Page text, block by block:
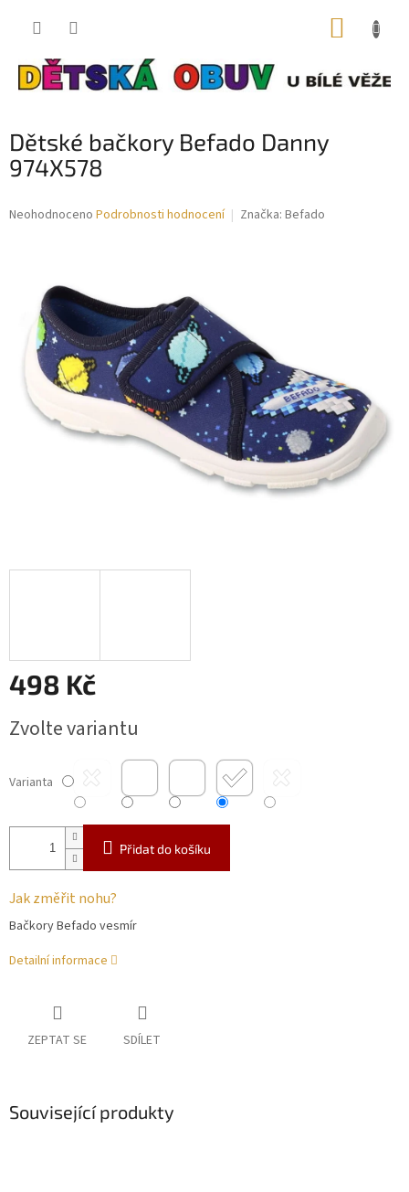
Dětské bačkory Befado Danny
974X578
Průměrné
hvězdiček.
Neohodnoceno Podrobnosti hodnocení Značka: Befado
498 Kč
cena:
Zvolte variantu
Varianta
Přidat do košíku
Jak změřit nohu?
Bačkory Befado vesmír
Detailní informace
ZEPTAT SE SDÍLET
Související produkty